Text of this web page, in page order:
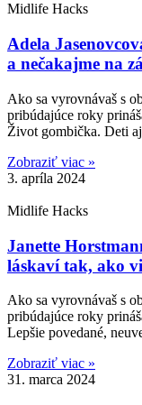
Midlife Hacks
Adela
a nečakajme na
Ako sa vyrovnávaš s
pribúdajúce roky
Život gombička. Deti
Zobraziť viac »
3. apríla 2024
Midlife Hacks
Janette
láskaví tak, ako
Ako sa vyrovnávaš s
pribúdajúce roky
Lepšie povedané,
Zobraziť viac »
31. marca 2024